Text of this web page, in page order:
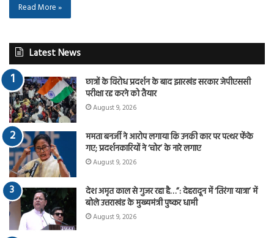
Read More »
Latest News
छात्रों के विरोध प्रदर्शन के बाद झारखंड सरकार जेपीएससी
परीक्षा रद्द करने को तैयार
August 9, 2026
ममता बनर्जी ने आरोप लगाया कि उनकी कार पर पत्थर फेंके
गए; प्रदर्शनकारियों ने ‘चोर’ के नारे लगाए
August 9, 2026
देश अमृत काल से गुजर रहा है…”: देहरादून में ‘तिरंगा यात्रा’ में
बोले उत्तराखंड के मुख्यमंत्री पुष्कर धामी
August 9, 2026